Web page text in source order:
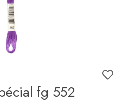
fg 552